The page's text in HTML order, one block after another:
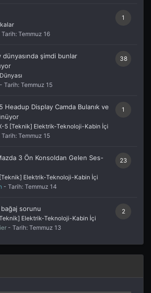
1
Tarih: Temmuz 16
38
şimdi bunlar
- Tarih: Temmuz 15
1
Headup Display Camda Bulanık ve
5 [Teknik] Elektrik-Teknoloji-Kabin İçi
Tarih: Temmuz 15
23
3 Ön Konsoldan Gelen Ses-
Elektrik-Teknoloji-Kabin İçi
- Tarih: Temmuz 14
2
sorunu
Elektrik-Teknoloji-Kabin İçi
- Tarih: Temmuz 13